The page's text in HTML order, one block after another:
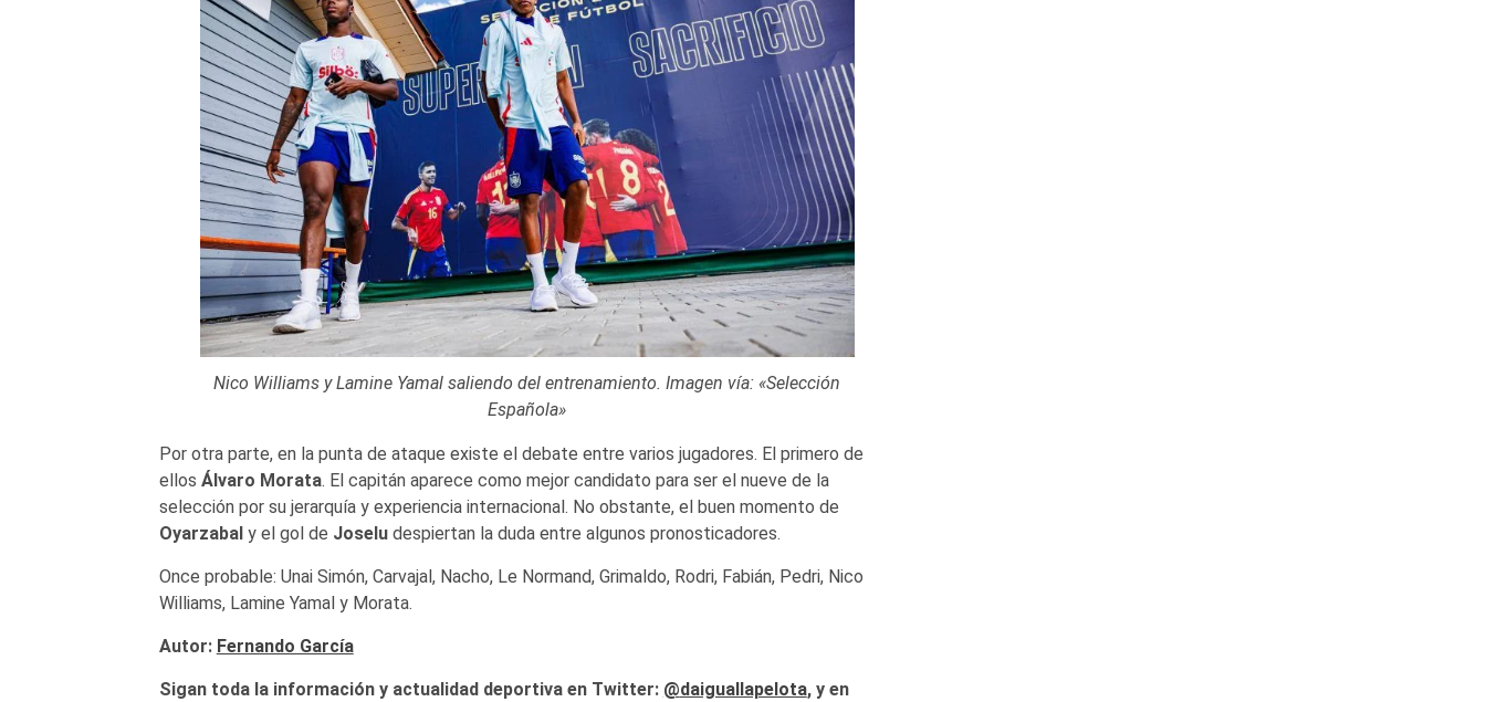
Nico Williams y Lamine Yamal saliendo del entrenamiento. Imagen vía: «Selección
Española»
Por otra parte, en la punta de ataque existe el debate entre varios jugadores. El primero de
ellos Álvaro Morata. El capitán aparece como mejor candidato para ser el nueve de la
selección por su jerarquía y experiencia internacional. No obstante, el buen momento de
Oyarzabal y el gol de Joseludespiertan la duda entre algunos pronosticadores.
Once probable: Unai Simón, Carvajal, Nacho, Le Normand, Grimaldo, Rodri, Fabián, Pedri, Nico
Williams, Lamine Yamal y Morata.
Autor: Fernando García
Sigan toda la información y actualidad deportiva en Twitter: @daiguallapelota, y en